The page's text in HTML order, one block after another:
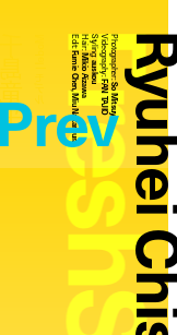
Photographer:
So Mitsuya
Videography:
FAN TAJIO
Styling:
auskou
Hair:
Mikio Aizawa
Edit:
Fumie Chen, Miu Nakamura
平